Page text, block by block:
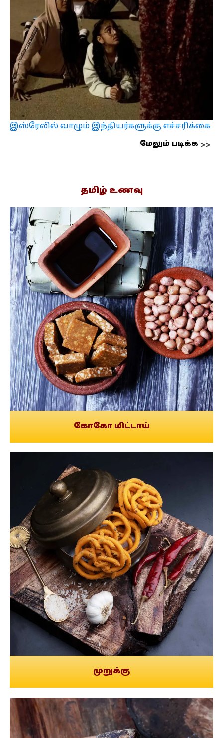
இஸ்ரேலில் வாழும் இந்தியர்களுக்கு எச்சரிக்கை
மேலும் படிக்க
தமிழ் உணவு
கோகோ மிட்டாய்
முறுக்கு